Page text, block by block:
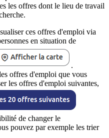
les offres dont le lieu de travail
ces offres d'emploi via
en situation de
.
offres d'emploi que vous
les offres d'emploi suivantes,
de changer le
pouvez par exemple les trier